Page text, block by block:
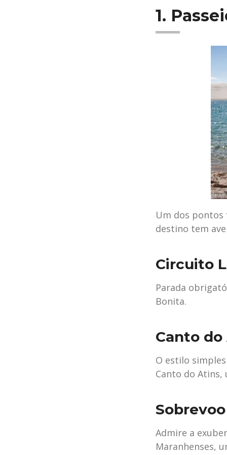
1.
Um dos pontos
destino tem
Circuito
Parada
Bonita.⠀⠀
Canto
O estilo
Canto do Atins,
Admire a
Maranhenses,